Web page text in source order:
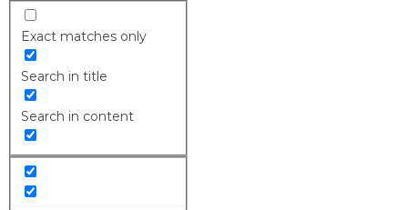
Exact matches only
Search in title
Search in content